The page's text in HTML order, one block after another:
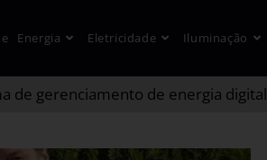
Energia Eletricidade Iluminação
de gerenciamento de energia digital